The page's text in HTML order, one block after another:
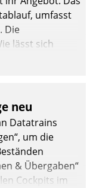
umfasst
Die
lässt sich
Freiraum
neu
Datatrains
um die
& Übergaben“
Cockpits im